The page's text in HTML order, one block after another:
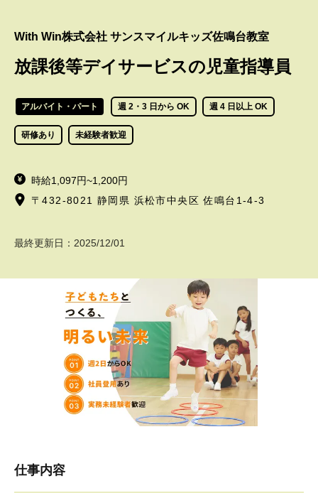
With Win株式会社 サンスマイルキッズ佐鳴台教室
放課後等デイサービスの児童指導員
アルバイト・パート 週 2・3 日から OK 週 4 日以上 OK
研修あり 未経験者歓迎
時給1,097円~1,200円
〒432-8021 静岡県 浜松市中央区 佐鳴台1-4-3
最終更新日： 2025/12/01
仕事内容